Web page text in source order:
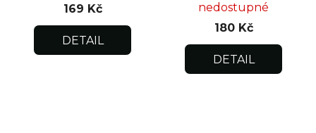
169 Kč
DETAIL
nedostupné
180 Kč
DETAIL